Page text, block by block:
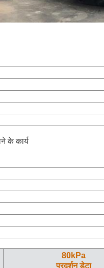
के कार्य
80kPa
प्रदर्शन डेटा